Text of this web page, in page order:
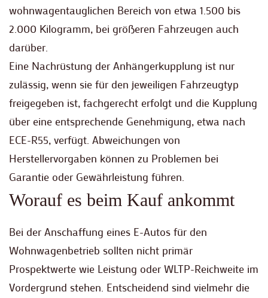
wohnwagentauglichen Bereich von etwa 1.500 bis
2.000 Kilogramm, bei größeren Fahrzeugen auch
darüber.
Eine Nachrüstung der Anhängerkupplung ist nur
zulässig, wenn sie für den jeweiligen Fahrzeugtyp
freigegeben ist, fachgerecht erfolgt und die Kupplung
über eine entsprechende Genehmigung, etwa nach
ECE-R55, verfügt. Abweichungen von
Herstellervorgaben können zu Problemen bei
Garantie oder Gewährleistung führen.
Worauf es beim Kauf ankommt
Bei der Anschaffung eines E-Autos für den
Wohnwagenbetrieb sollten nicht primär
Prospektwerte wie Leistung oder WLTP-Reichweite im
Vordergrund stehen. Entscheidend sind vielmehr die